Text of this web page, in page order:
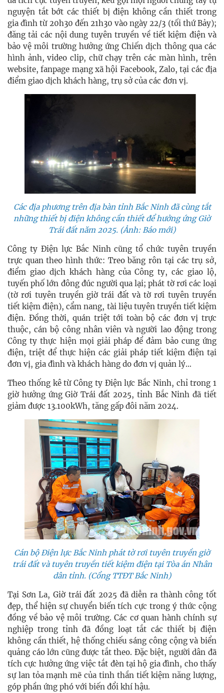
nguyện tắt bớt các thiết bị điện không cần thiết trong
gia đình từ 20h30 đến 21h30 vào ngày 22/3 (tối thứ Bảy);
đăng tải các nội dung tuyên truyền về tiết kiệm điện và
bảo vệ môi trường hưởng ứng Chiến dịch thông qua các
hình ảnh, video clip, chữ chạy trên các màn hình, trên
website, fanpage mạng xã hội Facebook, Zalo, tại các địa
điểm giao dịch khách hàng, trụ sở của các đơn vị.
Các địa phương trên địa bàn tỉnh Bắc Ninh đã cùng tắt
những thiết bị điện không cần thiết để hưởng ứng Giờ
Trái đất năm 2025. (Ảnh: Báo mới)
Công ty Điện lực Bắc Ninh cũng tổ chức tuyên truyền
trực quan theo hình thức: Treo băng rôn tại các trụ sở,
điểm giao dịch khách hàng của Công ty, các giao lộ,
tuyến phố lớn đông đúc người qua lại; phát tờ rơi các loại
(tờ rơi tuyên truyền giờ trái đất và tờ rơi tuyên truyền
tiết kiệm điện), cẩm nang, tài liệu tuyên truyền tiết kiệm
điện. Đồng thời, quán triệt tới toàn bộ các đơn vị trực
thuộc, cán bộ công nhân viên và người lao động trong
Công ty thực hiện mọi giải pháp để đảm bảo cung ứng
điện, triệt để thực hiện các giải pháp tiết kiệm điện tại
đơn vị, gia đình và khách hàng do đơn vị quản lý…
Theo thống kê từ Công ty Điện lực Bắc Ninh, chỉ trong 1
giờ hưởng ứng Giờ Trái đất 2025, tỉnh Bắc Ninh đã tiết
giảm được 13.100kWh, tăng gấp đôi năm 2024.
Cán bộ Điện lực Bắc Ninh phát tờ rơi tuyên truyền giờ
trái đất và tuyên truyền tiết kiệm điện tại Tòa án Nhân
dân tỉnh. (Cổng TTĐT Bắc Ninh)
Tại Sơn La, Giờ trái đất 2025 đã diễn ra thành công tốt
đẹp, thể hiện sự chuyển biến tích cực trong ý thức cộng
đồng về bảo vệ môi trường. Các cơ quan hành chính sự
nghiệp trong tỉnh đã đồng loạt tắt các thiết bị điện
không cần thiết, hệ thống chiếu sáng công cộng và biển
quảng cáo lớn cũng được tắt theo. Đặc biệt, người dân đã
tích cực hưởng ứng việc tắt đèn tại hộ gia đình, cho thấy
sự lan tỏa mạnh mẽ của tinh thần tiết kiệm năng lượng,
góp phần ứng phó với biến đổi khí hậu.